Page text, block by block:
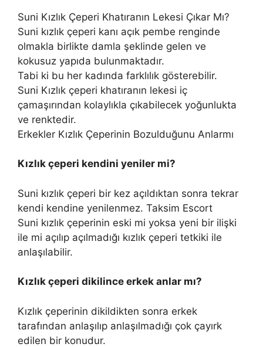
Suni Kızlık Çeperi Khatıranın Lekesi Çıkar Mı?
Suni kızlık çeperi kanı açık pembe renginde
olmakla birlikte damla şeklinde gelen ve
kokusuz yapıda bulunmaktadır.
Tabi ki bu her kadında farklılık gösterebilir.
Suni Kızlık çeperi khatıranın lekesi iç
çamaşırından kolaylıkla çıkabilecek yoğunlukta
ve renktedir.
Erkekler Kızlık Çeperinin Bozulduğunu Anlarmı
Kızlık çeperi kendini yeniler mi?
Suni kızlık çeperi bir kez açıldıktan sonra tekrar
kendi kendine yenilenmez. Taksim Escort
Suni kızlık çeperinin eski mi yoksa yeni bir ilişki
ile mi açılıp açılmadığı kızlık çeperi tetkiki ile
anlaşılabilir.
Kızlık çeperi dikilince erkek anlar mı?
Kızlık çeperinin dikildikten sonra erkek
tarafından anlaşılıp anlaşılmadığı çok çayırk
edilen bir konudur.